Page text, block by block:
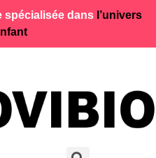
spécialisée dans l’univers